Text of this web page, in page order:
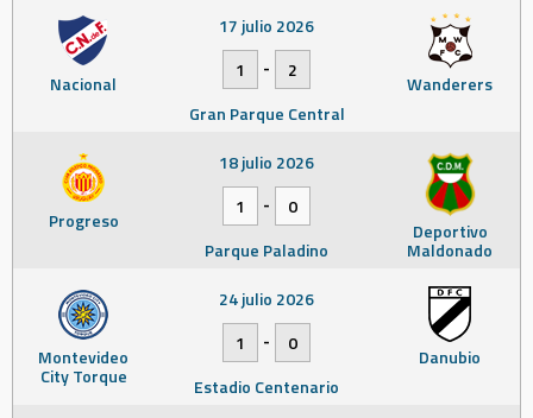
Nacional Wanderers
17 julio 2026
1
-
2
Gran Parque Central
Progreso Deportivo
Maldonado
18 julio 2026
1
-
0
Parque Paladino
Montevideo
City Torque
Danubio
24 julio 2026
1
-
0
Estadio Centenario